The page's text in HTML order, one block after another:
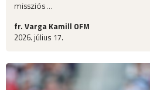
missziós ...
fr. Varga Kamill OFM
2026. július 17.